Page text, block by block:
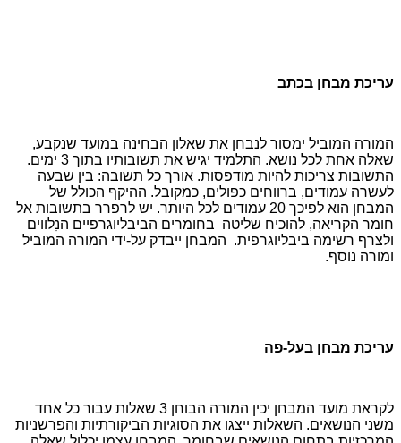
עריכת מבחן בכתב
המורה המוביל ימסור לנבחן את שאלון הבחינה במועד שנקבע,
שאלה אחת לכל נושא. התלמיד יגיש את תשובותיו בתוך 3 ימים.
התשובות צריכות להיות מודפסות. אורך כל תשובה: בין שבעה
לעשרה עמודים, ברווחים כפולים, כמקובל. ההיקף הכולל של
המבחן הוא לפיכך 20 עמודים לכל היותר. יש לרפרר בתשובות אל
חומר הקריאה, להוכיח שליטה בחומרים הביבליוגרפיים הנִלווים
ולצרף רשימה ביבליוגרפית. המבחן ייבדק על-ידי המורה המוביל
ומורה נוסף.
עריכת מבחן בעל-פה
לקראת מועד המבחן יכין המורה הבוחן 3 שאלות עבור כל אחד
משני הנושאים. השאלות ייצגו את הסוגיות הביקורתיות והפרשניות